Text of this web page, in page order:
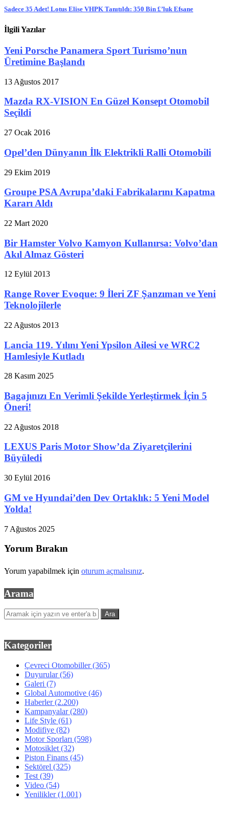
Sadece 35 Adet! Lotus Elise VHPK Tanıtıldı: 350 Bin £’luk Efsane
İlgili Yazılar
Yeni Porsche Panamera Sport Turismo’nun
Üretimine Başlandı
13 Ağustos 2017
Mazda RX-VISION En Güzel Konsept Otomobil
Seçildi
27 Ocak 2016
Opel’den Dünyanın İlk Elektrikli Ralli Otomobili
29 Ekim 2019
Groupe PSA Avrupa’daki Fabrikalarını Kapatma
Kararı Aldı
22 Mart 2020
Bir Hamster Volvo Kamyon Kullanırsa: Volvo’dan
Akıl Almaz Gösteri
12 Eylül 2013
Range Rover Evoque: 9 İleri ZF Şanzıman ve Yeni
Teknolojilerle
22 Ağustos 2013
Lancia 119. Yılını Yeni Ypsilon Ailesi ve WRC2
Hamlesiyle Kutladı
28 Kasım 2025
Bagajınızı En Verimli Şekilde Yerleştirmek İçin 5
Öneri!
22 Ağustos 2018
LEXUS Paris Motor Show’da Ziyaretçilerini
Büyüledi
30 Eylül 2016
GM ve Hyundai’den Dev Ortaklık: 5 Yeni Model
Yolda!
7 Ağustos 2025
Yorum Bırakın
Yorum yapabilmek için oturum açmalısınız.
Arama
Kategoriler
Çevreci Otomobiller(365)
Duyurular(56)
Galeri (7)
Global Automotive (46)
Haberler(2.200)
Kampanyalar(280)
Life Style (61)
Modifiye (82)
Motor Sporları (598)
Motosiklet (32)
Piston Finans (45)
Sektörel (325)
Test (39)
Video (54)
Yenilikler(1.001)